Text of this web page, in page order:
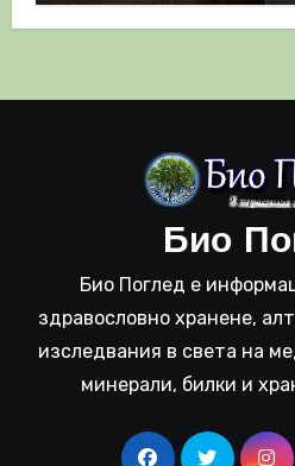
Био
Био Поглед е
здравословно хранене,
изследвания в света на
минерали, билки и